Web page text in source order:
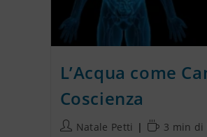
L’Acqua come
Coscienza
Natale Petti 3 min